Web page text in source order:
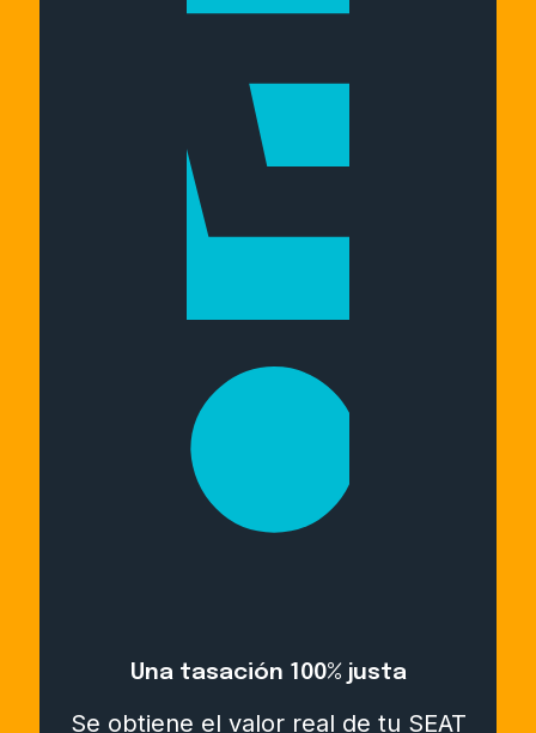
Una tasación 100% justa
Se obtiene el valor real de tu SEAT